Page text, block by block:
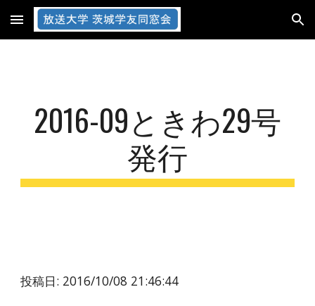
Skip to main content Skip to navigation
2016-09ときわ29号
発行
投稿日: 2016/10/08 21:46:44